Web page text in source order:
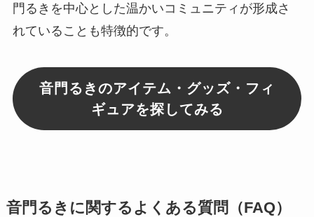
門るきを中心とした温かいコミュニティが形成さ
れていることも特徴的です。
音門るきのアイテム・グッズ・フィ
ギュアを探してみる
音門るきに関するよくある質問（FAQ）